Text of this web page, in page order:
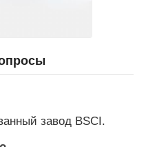
завод BSCI.